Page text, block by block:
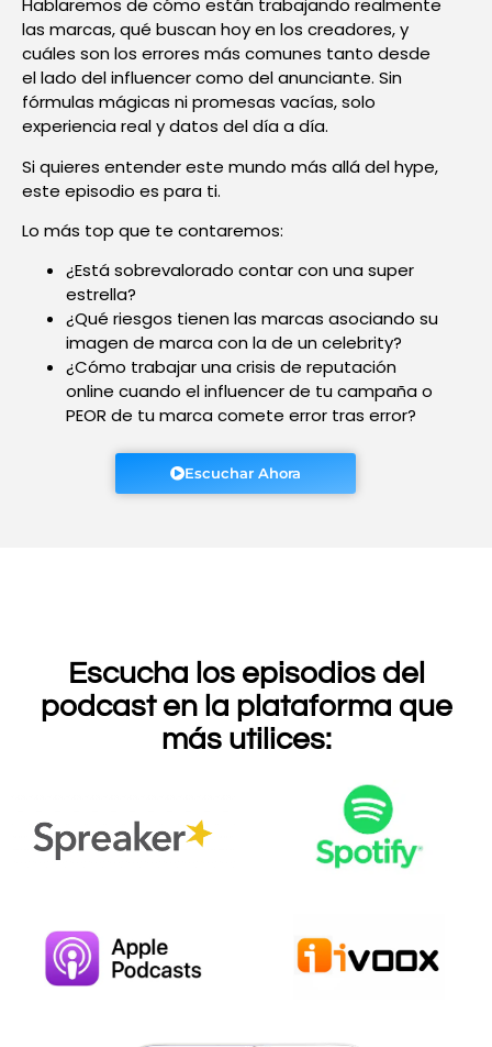
Hablaremos de cómo están trabajando realmente
las marcas, qué buscan hoy en los creadores, y
cuáles son los errores más comunes tanto desde
el lado del influencer como del anunciante. Sin
fórmulas mágicas ni promesas vacías, solo
experiencia real y datos del día a día.
Si quieres entender este mundo más allá del hype,
este episodio es para ti.
Lo más top que te contaremos:
¿Está sobrevalorado contar con una super
estrella?
¿Qué riesgos tienen las marcas asociando su
imagen de marca con la de un celebrity?
¿Cómo trabajar una crisis de reputación
online cuando el influencer de tu campaña o
PEOR de tu marca comete error tras error?
Escuchar Ahora
Escucha los episodios del
podcast en la plataforma que
más utilices: